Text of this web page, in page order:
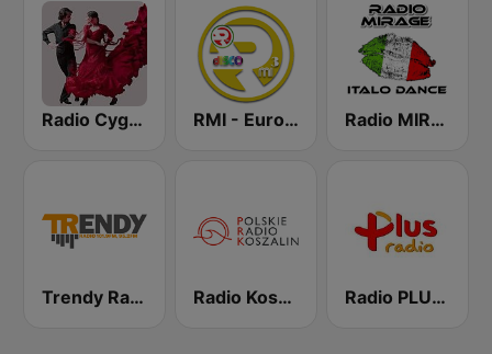
Radio Cyganeczka RMI - Euro Disco Radio MIRAGE
Trendy Radio Radio Koszalin Radio PLUS Lublin